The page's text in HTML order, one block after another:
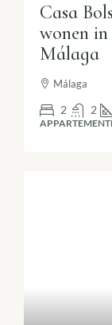
Casa
wonen
Málaga
Málaga
2 2